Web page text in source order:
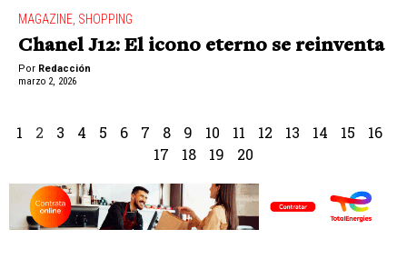
MAGAZINE, SHOPPING
Chanel J12: El icono eterno se reinventa
Por Redacción
marzo 2, 2026
1 2 3 4 5 6 7 8 9 10 11 12 13 14 15
16
17
18 19 20